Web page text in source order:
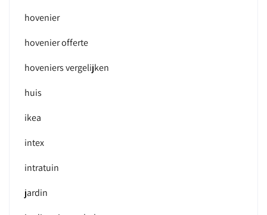
hovenier
hovenier offerte
hoveniers vergelijken
huis
ikea
intex
intratuin
jardin